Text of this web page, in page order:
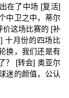
在了中场 [复活]
中卫之中，蒂尔
价这场比赛的 [补
十月份的四场比
换，我们还是有
？ [转会] 奥亚尔
迷的颜值，公认